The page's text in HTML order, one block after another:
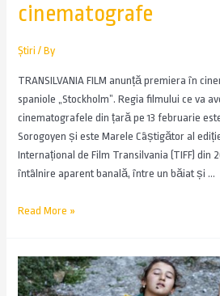
cinematografe
Știri / By
TRANSILVANIA FILM anunță premiera în
spaniole „Stockholm”. Regia filmului ce va
cinematografele din țară pe 13 februarie
Sorogoyen și este Marele Câștigător al
Internațional de Film Transilvania (TIFF) din
întâlnire aparent banală, între un băiat și …
Read More »